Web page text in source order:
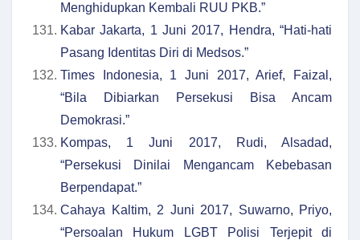
Menghidupkan Kembali RUU PKB.”
Kabar Jakarta, 1 Juni 2017, Hendra, “Hati-hati
Pasang Identitas Diri di Medsos.”
Times Indonesia, 1 Juni 2017, Arief, Faizal,
“Bila Dibiarkan Persekusi Bisa Ancam
Demokrasi.”
Kompas, 1 Juni 2017, Rudi, Alsadad,
“Persekusi Dinilai Mengancam Kebebasan
Berpendapat.”
Cahaya Kaltim, 2 Juni 2017, Suwarno, Priyo,
“Persoalan Hukum LGBT Polisi Terjepit di